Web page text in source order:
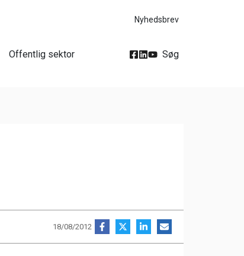
Nyhedsbrev
Offentlig sektor Søg
18/08/2012